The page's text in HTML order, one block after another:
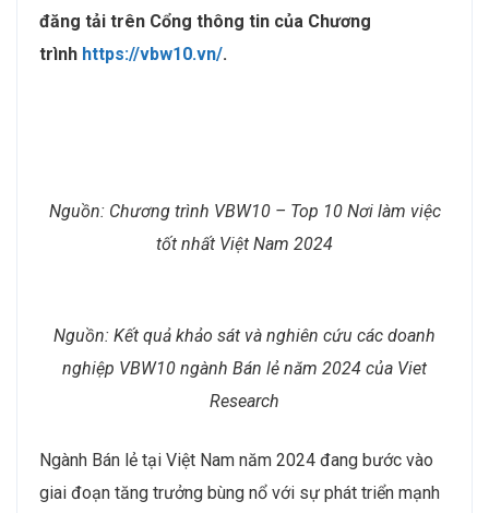
đăng tải trên Cổng thông tin của Chương
trình https://vbw10.vn/.
Nguồn: Chương trình VBW10 – Top 10 Nơi làm việc
tốt nhất Việt Nam 2024
Nguồn: Kết quả khảo sát và nghiên cứu các doanh
nghiệp VBW10 ngành Bán lẻ năm 2024 của Viet
Research
Ngành Bán lẻ tại Việt Nam năm 2024 đang bước vào
giai đoạn tăng trưởng bùng nổ với sự phát triển mạnh